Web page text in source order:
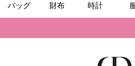
規
ロ
バッグ 財布 時計
新作入荷！ルイ・ヴィトンスーパーコ